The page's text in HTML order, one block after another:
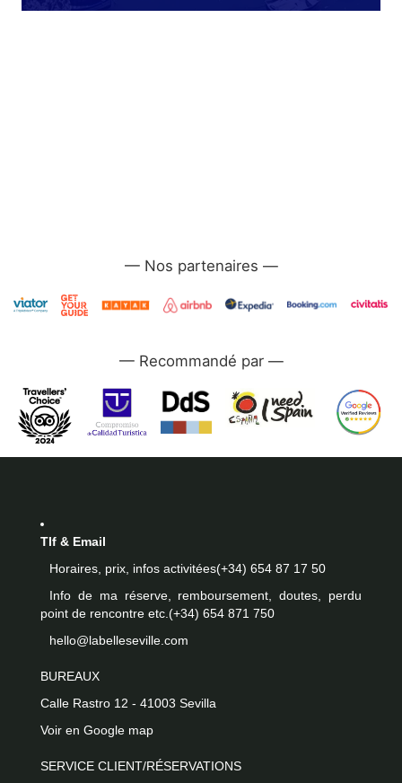
—
—
Tlf & Email
Horaires, prix, infos activitées(+34) 654 87 17 50
Info de ma réserve, remboursement, doutes, perdu
point de rencontre etc. (+34) 654 871 750
hello@labelleseville.com
BUREAUX
Calle Rastro 12 - 41003 Sevilla
Voir en Google map
SERVICE CLIENT/RÉSERVATIONS